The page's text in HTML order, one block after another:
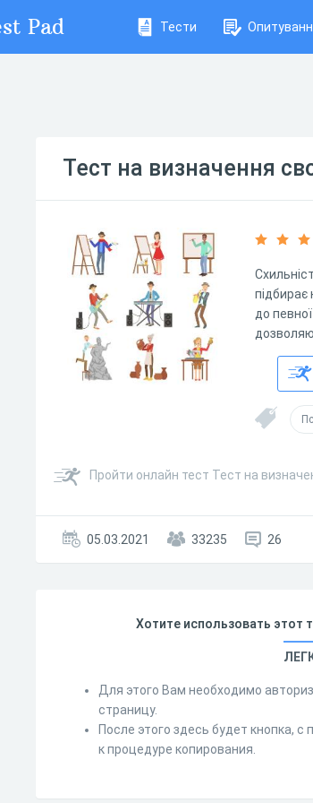
Pad Тести
Тест на визначення
до
Пройти онлайн тест Тест на
05.03.2021 33235 26
Хотите использовать этот
Для этого Вам необходимо
страницу.
После этого здесь будет кнопка,
к процедуре копирования.